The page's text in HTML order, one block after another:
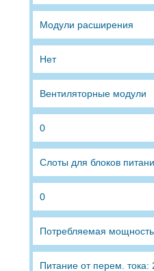
Модули расширения
Нет
Вентиляторные модули
0
Слоты для блоков
0
Потребляемая
Питание от перем. тока: